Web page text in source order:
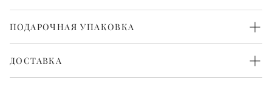
Подошва из натурального льна и резины
ПОДАРОЧНАЯ УПАКОВКА
упаковка выглядит красиво и нарядно. Всё готово, чтобы
ДОСТАВКА